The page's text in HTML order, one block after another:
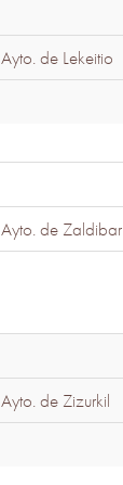
Ayto. de Lekeitio
Ayto. de Zaldibar
Ayto. de Zizurkil